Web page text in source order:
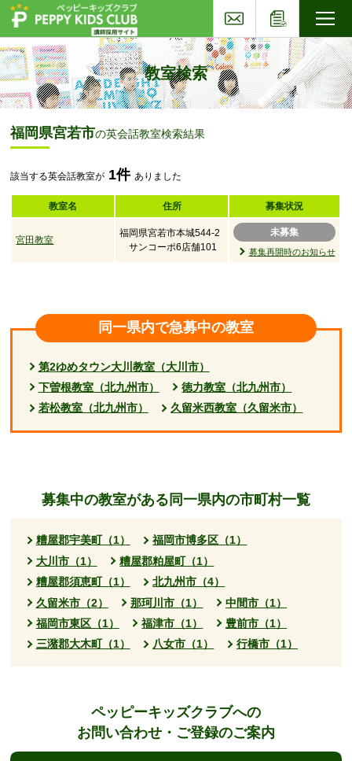
教室検索
福岡県宮若市の英会話教室検索結果
該当する英会話教室が 1件 ありました
教室名 住所 募集状況
宮田教室
福岡県宮若市本城544-2
サンコーポ6店舗101
未募集
募集再開時のお知らせ
同一県内で急募中の教室
第2ゆめタウン大川教室（大川市）
下曽根教室（北九州市）
徳力教室（北九州市）
若松教室（北九州市）
久留米西教室（久留米市）
募集中の教室がある同一県内の市町村一覧
糟屋郡宇美町（1）
福岡市博多区（1）
大川市（1）
糟屋郡粕屋町（1）
糟屋郡須恵町（1）
北九州市（4）
久留米市（2）
那珂川市（1）
中間市（1）
福岡市東区（1）
福津市（1）
豊前市（1）
三潴郡大木町（1）
八女市（1） 行橋市（1）
ペッピーキッズクラブへの
お問い合わせ・ご登録のご案内